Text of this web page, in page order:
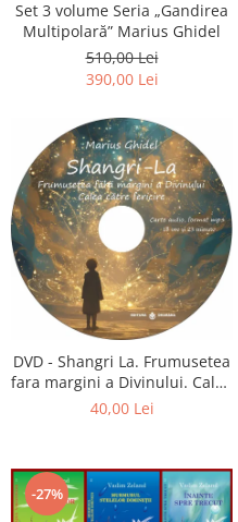
Set 3 volume Seria „Gandirea
Multipolară” Marius Ghidel
510,00 Lei
390,00 Lei
DVD - Shangri La. Frumusetea
fara margini a Divinului. Calea
catre fericire
40,00 Lei
-27%